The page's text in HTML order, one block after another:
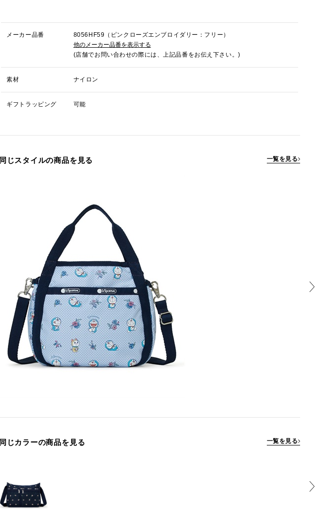
メーカー品番
8056HF59（ピンクローズエンブロイダリー：フリー）
他のメーカー品番を表示する
(店舗でお問い合わせの際には、上記品番をお伝え下さい。)
素材 ナイロン
ギフトラッピング 可能
同じスタイルの商品を見る 一覧を見る
同じカラーの商品を見る 一覧を見る